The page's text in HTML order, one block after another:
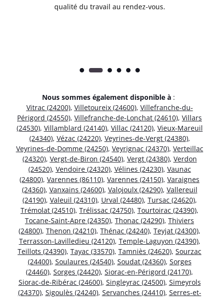
qualité du travail au rendez-vous.
Nous sommes également disponible à :
Vitrac (24200), Villetoureix (24600), Villefranche-du-
Périgord (24550), Villefranche-de-Lonchat (24610), Villars
(24530), Villamblard (24140), Villac (24120), Vieux-Mareuil
(24340), Vézac (24220), Veyrines-de-Vergt (24380),
Veyrines-de-Domme (24250), Veyrignac (24370), Verteillac
(24320), Vergt-de-Biron (24540), Vergt (24380), Verdon
(24520), Vendoire (24320), Vélines (24230), Vaunac
(24800), Varennes (86110), Varennes (24150), Varaignes
(24360), Vanxains (24600), Valojoulx (24290), Vallereuil
(24190), Valeuil (24310), Urval (24480), Tursac (24620),
Trémolat (24510), Trélissac (24750), Tourtoirac (24390),
Tocane-Saint-Apre (24350), Thonac (24290), Thiviers
(24800), Thenon (24210), Thénac (24240), Teyjat (24300),
Terrasson-Lavilledieu (24120), Temple-Laguyon (24390),
Teillots (24390), Tayac (33570), Tamniès (24620), Sourzac
(24400), Soulaures (24540), Soudat (24360), Sorges
(24460), Sorges (24420), Siorac-en-Périgord (24170),
Siorac-de-Ribérac (24600), Singleyrac (24500), Simeyrols
(24370), Sigoulès (24240), Servanches (24410), Serres-et-